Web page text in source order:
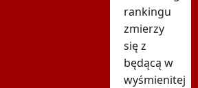
rankingu
zmierzy
się z
będącą w
wyśmienitej